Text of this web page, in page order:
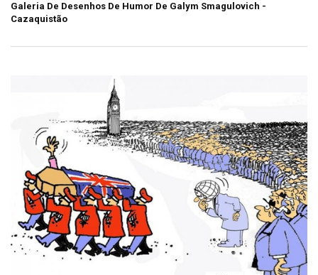
Galeria De Desenhos De Humor De Galym Smagulovich -
Cazaquistão